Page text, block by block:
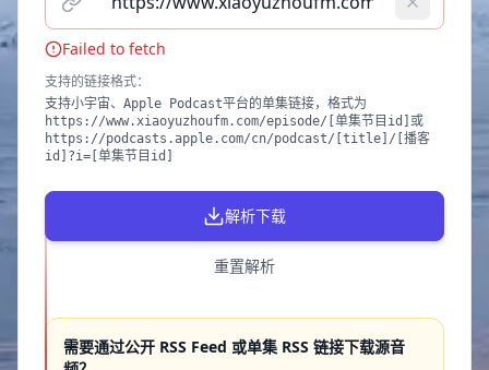
请输入播客单集链接（支持小宇宙、Apple Podcast）
Failed to fetch
支持的链接格式：
支持小宇宙、Apple Podcast平台的单集链接，格式为
https://www.xiaoyuzhoufm.com/episode/[单集节目id]或
https://podcasts.apple.com/cn/podcast/[title]/[播客
id]?i=[单集节目id]
解析下载
重置解析
需要通过公开 RSS Feed 或单集 RSS 链接下载源音